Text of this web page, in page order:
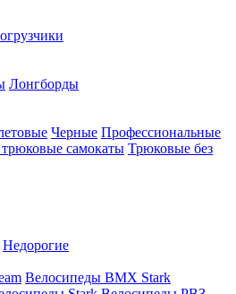
Лонгборды
Черные Профессиональные
трюковые самокаты Трюковые без
Недорогие
Велосипеды BMX Stark